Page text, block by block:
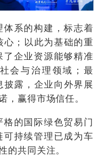
系的构建，标志着
；以此为基础的重
企业资源能够精准
会与治理领域；最
露，企业向外界展
，赢得市场信任。
格的国际绿色贸易门
持续管理已成为车
的共同关注。